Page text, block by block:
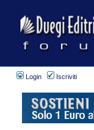
Login Iscriviti